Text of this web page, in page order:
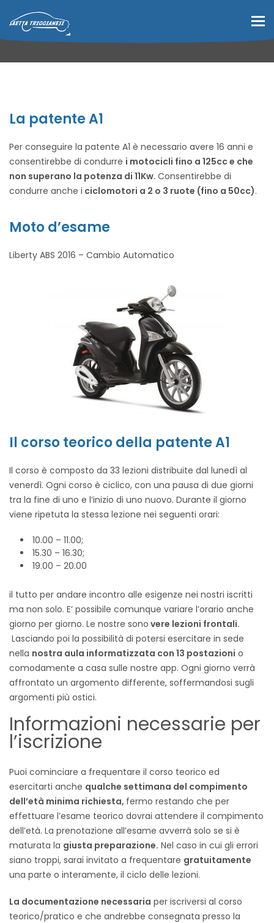
La patente A1
Per conseguire la patente A1 è necessario avere 16 anni e
consentirebbe di condurre i motocicli fino a 125cc e che
non superano la potenza di 11Kw. Consentirebbe di
condurre anche i ciclomotori a 2 o 3 ruote (fino a 50cc).
Moto d’esame
Liberty ABS 2016 – Cambio Automatico
Il corso teorico della patente A1
Il corso è composto da 33 lezioni distribuite dal lunedì al
venerdì. Ogni corso è ciclico, con una pausa di due giorni
tra la fine di uno e l’inizio di uno nuovo. Durante il giorno
viene ripetuta la stessa lezione nei seguenti orari:
10.00 – 11.00;
15.30 – 16.30;
19.00 – 20.00
il tutto per andare incontro alle esigenze nei nostri iscritti
ma non solo. E’ possibile comunque variare l’orario anche
giorno per giorno. Le nostre sono vere lezioni frontali.
Lasciando poi la possibilità di potersi esercitare in sede
nella nostra aula informatizzata con 13 postazioni o
comodamente a casa sulle nostre app. Ogni giorno verrà
affrontato un argomento differente, soffermandosi sugli
argomenti più ostici.
Informazioni necessarie per
l’iscrizione
Puoi cominciare a frequentare il corso teorico ed
esercitarti anche qualche settimana del compimento
dell’età minima richiesta, fermo restando che per
effettuare l’esame teorico dovrai attendere il compimento
dell’età. La prenotazione all’esame avverrà solo se si è
maturata la giusta preparazione. Nel caso in cui gli errori
siano troppi, sarai invitato a frequentare gratuitamente
una parte o interamente, il ciclo delle lezioni.
La documentazione necessaria per iscriversi al corso
teorico/pratico e che andrebbe consegnata presso la